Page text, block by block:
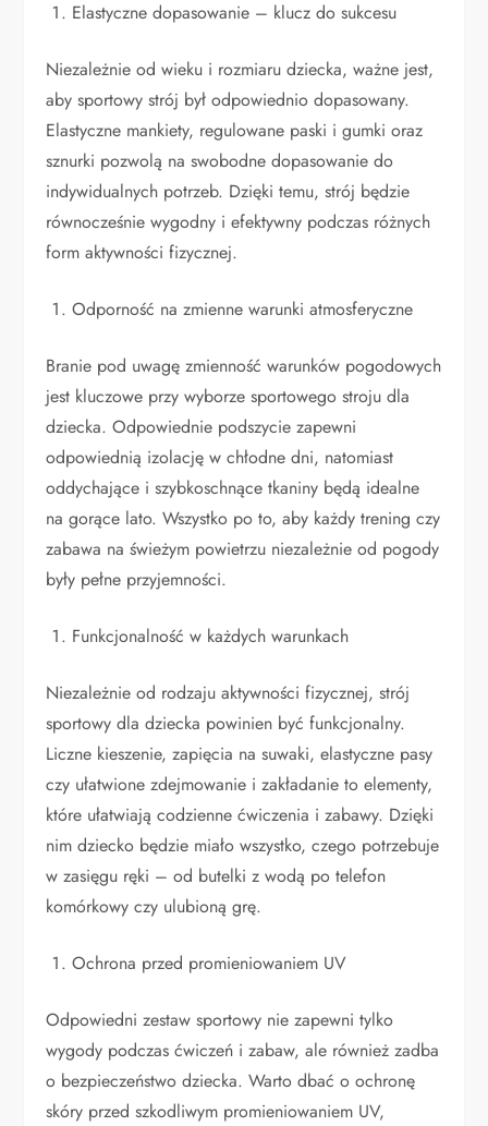
Elastyczne dopasowanie – klucz do sukcesu
Niezależnie od wieku i rozmiaru dziecka, ważne jest,
aby sportowy strój był odpowiednio dopasowany.
Elastyczne mankiety, regulowane paski i gumki oraz
sznurki pozwolą na swobodne dopasowanie do
indywidualnych potrzeb. Dzięki temu, strój będzie
równocześnie wygodny i efektywny podczas różnych
form aktywności fizycznej.
Odporność na zmienne warunki atmosferyczne
Branie pod uwagę zmienność warunków pogodowych
jest kluczowe przy wyborze sportowego stroju dla
dziecka. Odpowiednie podszycie zapewni
odpowiednią izolację w chłodne dni, natomiast
oddychające i szybkoschnące tkaniny będą idealne
na gorące lato. Wszystko po to, aby każdy trening czy
zabawa na świeżym powietrzu niezależnie od pogody
były pełne przyjemności.
Funkcjonalność w każdych warunkach
Niezależnie od rodzaju aktywności fizycznej, strój
sportowy dla dziecka powinien być funkcjonalny.
Liczne kieszenie, zapięcia na suwaki, elastyczne pasy
czy ułatwione zdejmowanie i zakładanie to elementy,
które ułatwiają codzienne ćwiczenia i zabawy. Dzięki
nim dziecko będzie miało wszystko, czego potrzebuje
w zasięgu ręki – od butelki z wodą po telefon
komórkowy czy ulubioną grę.
Ochrona przed promieniowaniem UV
Odpowiedni zestaw sportowy nie zapewni tylko
wygody podczas ćwiczeń i zabaw, ale również zadba
o bezpieczeństwo dziecka. Warto dbać o ochronę
skóry przed szkodliwym promieniowaniem UV,